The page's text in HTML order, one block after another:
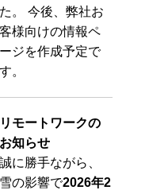
た。 今後、弊社お
客様向けの情報ペ
ージを作成予定で
す。
リモートワークの
お知らせ
誠に勝手ながら、
雪の影響で2026年2